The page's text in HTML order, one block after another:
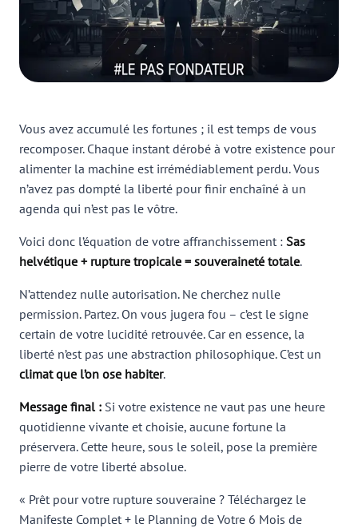
Vous avez accumulé les fortunes ; il est temps de vous
recomposer. Chaque instant dérobé à votre existence pour
alimenter la machine est irrémédiablement perdu. Vous
n’avez pas dompté la liberté pour finir enchaîné à un
agenda qui n’est pas le vôtre.
Voici donc l’équation de votre affranchissement : Sas
helvétique + rupture tropicale = souveraineté totale.
N’attendez nulle autorisation. Ne cherchez nulle
permission. Partez. On vous jugera fou – c’est le signe
certain de votre lucidité retrouvée. Car en essence, la
liberté n’est pas une abstraction philosophique. C’est un
climat que l’on ose habiter.
Message final : Si votre existence ne vaut pas une heure
quotidienne vivante et choisie, aucune fortune la
préservera. Cette heure, sous le soleil, pose la première
pierre de votre liberté absolue.
« Prêt pour votre rupture souveraine ? Téléchargez le
Manifeste Complet + le Planning de Votre 6 Mois de